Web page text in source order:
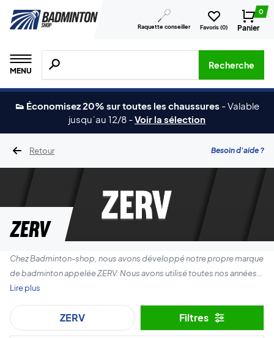
Raquette conseiller Favoris (0)
0
Panier
MENU
Recherche de produits, de marques, etc.
Recherche
👟 Économisez 20% sur toutes les chaussures -Valable
jusqu´au 12/8 -Voir la sélection
Retour Besoin d'aide ?
ZERV
Chez Badminton-shop, nous avons développé notre propre marque
de badminton appelée ZERV. Nous avons utilisé toutes nos années
en tant que joueurs de badminton et avons rassemblé toute notre
Lire plus
ZERV Filtres